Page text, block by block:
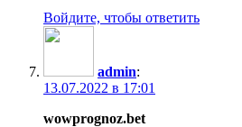
Войдите, чтобы ответить
admin:
13.07.2022 в 17:01
wowprognoz.bet